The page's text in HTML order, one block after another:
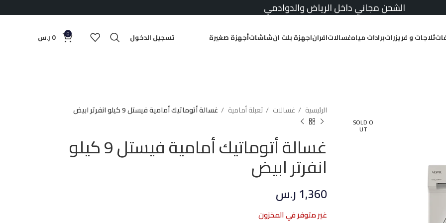
الشحن مجاني داخل الرياض والدوادمي
ثلاجات و فريزراتبرادات مياهغسالاتافراناجهزة بلت انشاشاتأجهزة صغيرة تسجيل الدخول 0
0 ر.س
SOLD O
UT
الرئيسية غسالات تعبئة أمامية غسالة أتوماتيك أمامية فيستل 9 كيلو انفرتر ابيض
غسالة أتوماتيك أمامية فيستل 9 كيلو
انفرتر ابيض
1,360ر.س
غير متوفر في المخزون